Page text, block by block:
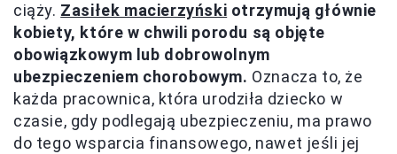
ciąży. Zasiłek macierzyński otrzymują głównie
kobiety, które w chwili porodu są objęte
obowiązkowym lub dobrowolnym
ubezpieczeniem chorobowym. Oznacza to, że
każda pracownica, która urodziła dziecko w
czasie, gdy podlegają ubezpieczeniu, ma prawo
do tego wsparcia finansowego, nawet jeśli jej